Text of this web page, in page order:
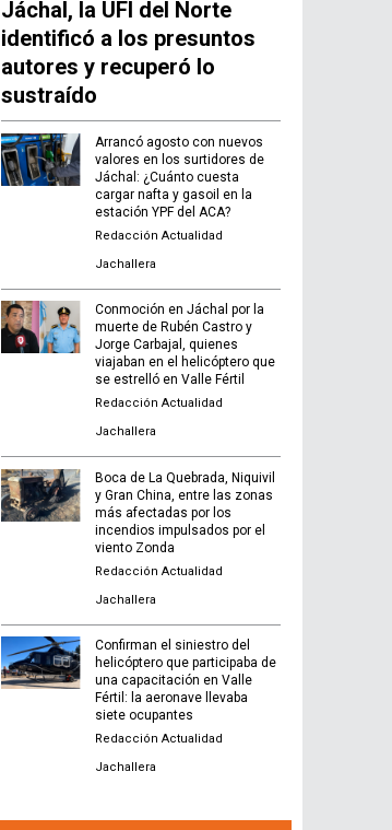
Jáchal, la UFI del Norte
identificó a los presuntos
autores y recuperó lo
sustraído
Arrancó agosto con nuevos
valores en los surtidores de
Jáchal: ¿Cuánto cuesta
cargar nafta y gasoil en la
estación YPF del ACA?
Redacción Actualidad
Jachallera
Conmoción en Jáchal por la
muerte de Rubén Castro y
Jorge Carbajal, quienes
viajaban en el helicóptero que
se estrelló en Valle Fértil
Redacción Actualidad
Jachallera
Boca de La Quebrada, Niquivil
y Gran China, entre las zonas
más afectadas por los
incendios impulsados por el
viento Zonda
Redacción Actualidad
Jachallera
Confirman el siniestro del
helicóptero que participaba de
una capacitación en Valle
Fértil: la aeronave llevaba
siete ocupantes
Redacción Actualidad
Jachallera